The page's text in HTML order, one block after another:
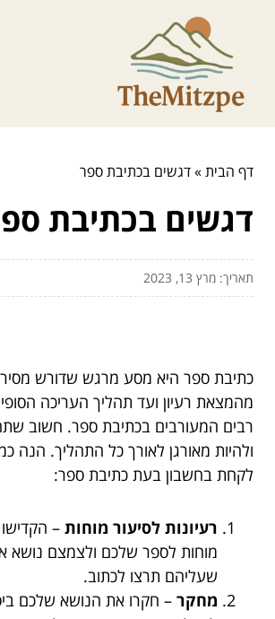
דף הבית»דגשים בכתיבת ספר
דגשים בכתיבת
תאריך: מרץ 13, 2023
כתיבת ספר היא מסע מרגש שדורש
מהמצאת רעיון ועד תהליך העריכה
רבים המעורבים בכתיבת ספר. חשוב
ולהיות מאורגן לאורך כל התהליך. הנה
לקחת בחשבון בעת כתיבת ספר:
רעיונות לסיעור מוחות – הקדישו
מוחות לספר שלכם ולצמצם נושא
שעליהם תרצו לכתוב.
מחקר – חקרו את הנושא שלכם